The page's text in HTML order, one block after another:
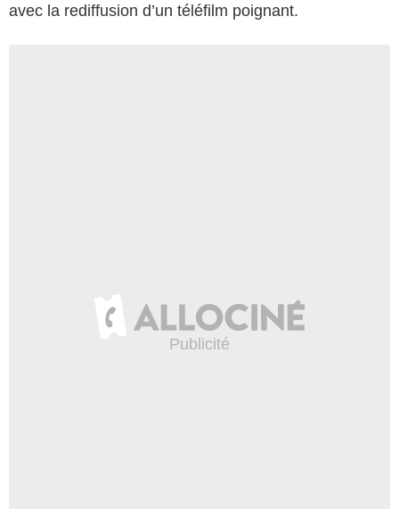
avec la rediffusion d’un téléfilm poignant.